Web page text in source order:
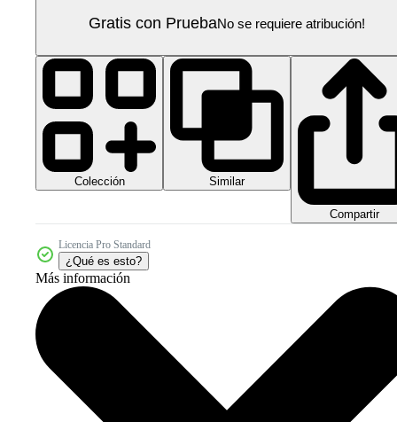
Gratis con PruebaNo se requiere atribución!
Colección Similar
Compartir
Licencia Pro Standard
¿Qué es esto?
Más información